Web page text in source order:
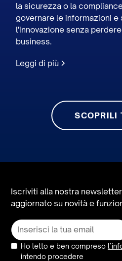
la sicurezza o la
governare le informazioni e
l'innovazione senza
business.
Leggi di più
SCOPRILI
Iscriviti alla nostra
aggiornato su novità e
Ho letto e ben compreso
intendo procedere